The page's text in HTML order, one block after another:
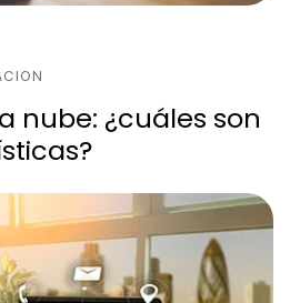
nube: ¿cuáles son